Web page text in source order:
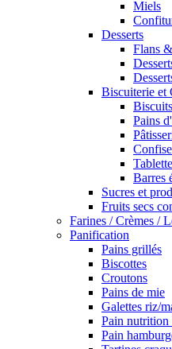
Miels
Desserts
Flans
Biscuiterie et
Biscuits
Pains
Barres
Sucres et
Fruits secs
Farines / Crèmes /
Panification
Pains grillés
Biscottes
Croutons
Pains de mie
Galettes riz/
Pain nutrition
Pain